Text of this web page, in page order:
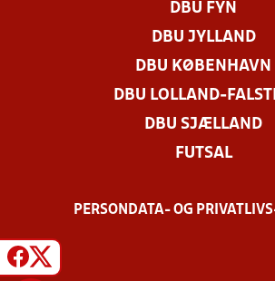
DBU FYN
DBU JYLLAND
DBU KØBENHAVN
DBU LOLLAND-
DBU SJÆLLAND
FUTSAL
PERSONDATA- OG